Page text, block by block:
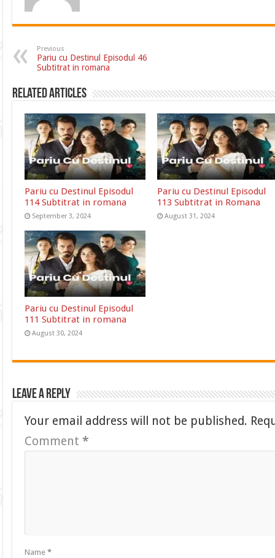
Previous
Pariu cu Destinul Episodul 46
Subtitrat in romana
Related Articles
Pariu cu Destinul Episodul
114 Subtitrat in romana
September 3, 2024
Pariu cu Destinul Episodul
113 Subtitrat in Romana
August 31, 2024
Pariu cu Destinul Episodul
111 Subtitrat in romana
August 30, 2024
Leave a Reply
Your email address will not be published.
Comment*
Name*